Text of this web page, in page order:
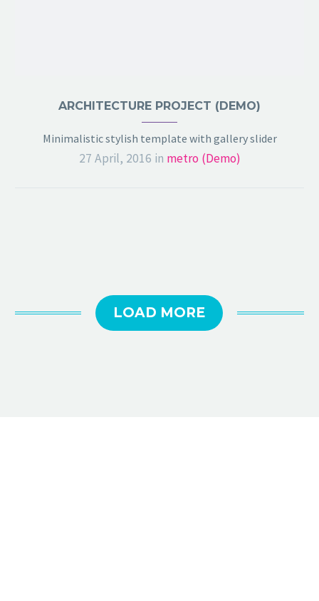
ARCHITECTURE PROJECT (DEMO)
Minimalistic stylish template with gallery slider
27 April, 2016 in metro (Demo)
LOAD MORE